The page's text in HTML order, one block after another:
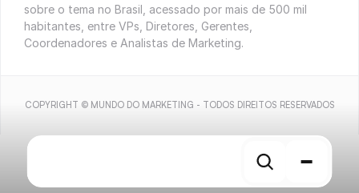
sobre o tema no Brasil, acessado por mais de 500 mil
habitantes, entre VPs, Diretores, Gerentes,
Coordenadores e Analistas de Marketing.
COPYRIGHT © MUNDO DO MARKETING - TODOS DIREITOS RESERVADOS